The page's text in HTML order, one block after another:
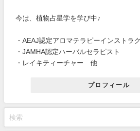
今は、植物占星学を学び中♪
・AEAJ認定アロマテラピーインストラ
・JAMHA認定ハーバルセラピスト
・レイキティーチャー 他
プロフィール